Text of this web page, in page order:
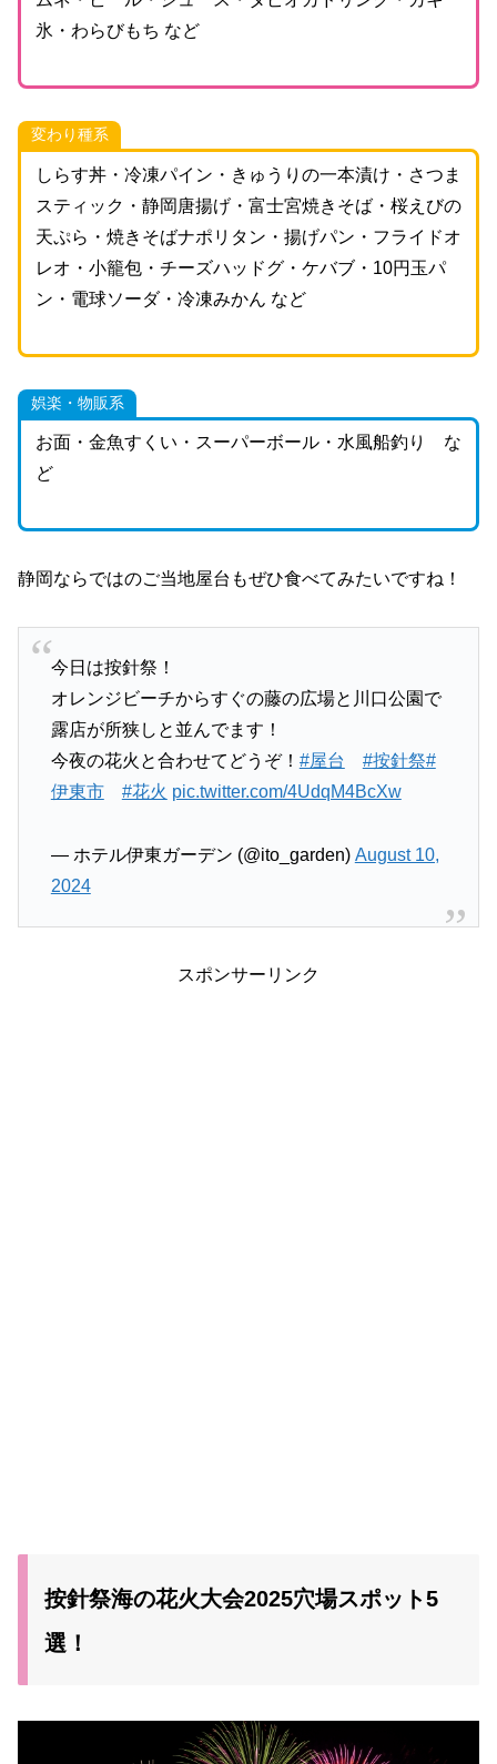
氷・わらびもち など
変わり種系
しらす丼・冷凍パイン・きゅうりの一本漬け・さつま
スティック・静岡唐揚げ・富士宮焼きそば・桜えびの
天ぷら・焼きそばナポリタン・揚げパン・フライドオ
レオ・小籠包・チーズハッドグ・ケバブ・10円玉パ
ン・電球ソーダ・冷凍みかん など
娯楽・物販系
お面・金魚すくい・スーパーボール・水風船釣り な
ど
静岡ならではのご当地屋台もぜひ食べてみたいですね！
今日は按針祭！
オレンジビーチからすぐの藤の広場と川口公園で
露店が所狭しと並んでます！
今夜の花火と合わせてどうぞ！ #屋台 #按針祭#
伊東市
#花火 pic.twitter.com/4UdqM4BcXw
— ホテル伊東ガーデン (@ito_garden) August 10,
2024
スポンサーリンク
按針祭海の花火大会2025穴場スポット5
選！